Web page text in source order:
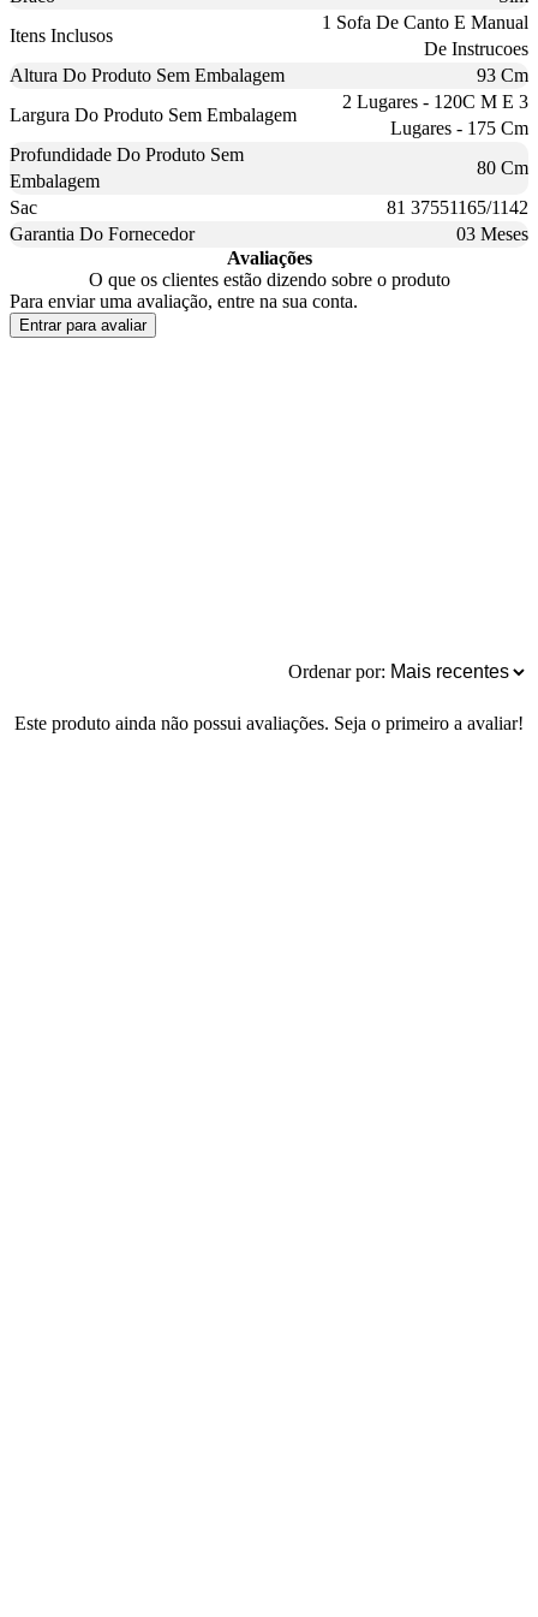
Itens Inclusos
1 Sofa De Canto E Manual
De Instrucoes
Altura Do Produto Sem Embalagem
93 Cm
Largura Do Produto Sem Embalagem
2 Lugares - 120C M E 3
Lugares - 175 Cm
Profundidade Do Produto Sem
Embalagem
80 Cm
Sac
81 37551165/1142
Garantia Do Fornecedor
03 Meses
Avaliações
O que os clientes estão dizendo sobre o produto
Para enviar uma avaliação, entre na sua conta.
Entrar para avaliar
Ordenar por:
Este produto ainda não possui avaliações. Seja o primeiro a avaliar!